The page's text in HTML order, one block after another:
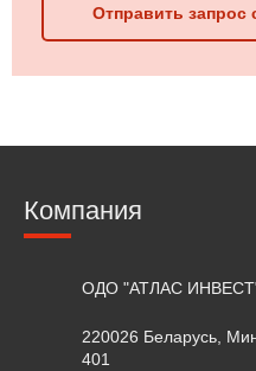
Отправить запрос
Компания
ОДО "АТЛАС
220026 Беларусь,
401